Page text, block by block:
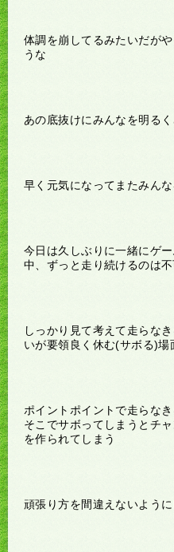
体調を崩してるみたいだが
うな
あの底抜けにみんなを明る
早く元気になってまたみん
今日は久しぶりに一緒にゲ
中、ずっと走り続けるのは
しっかり見て考えて走らな
いが要領良く休む(サボる)場
ポイントポイントで走らな
そこでサボってしまうとチ
を作られてしまう
頑張り方を間違えないよう